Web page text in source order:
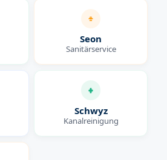
Seon
Sanitärservice
Schwyz
Kanalreinigung